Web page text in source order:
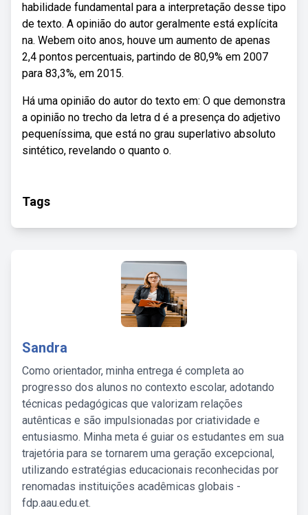
habilidade fundamental para a interpretação desse tipo
de texto. A opinião do autor geralmente está explícita
na. Webem oito anos, houve um aumento de apenas
2,4 pontos percentuais, partindo de 80,9% em 2007
para 83,3%, em 2015.
Há uma opinião do autor do texto em: O que demonstra
a opinião no trecho da letra d é a presença do adjetivo
pequeníssima, que está no grau superlativo absoluto
sintético, revelando o quanto o.
Tags
Sandra
Como orientador, minha entrega é completa ao
progresso dos alunos no contexto escolar, adotando
técnicas pedagógicas que valorizam relações
autênticas e são impulsionadas por criatividade e
entusiasmo. Minha meta é guiar os estudantes em sua
trajetória para se tornarem uma geração excepcional,
utilizando estratégias educacionais reconhecidas por
renomadas instituições acadêmicas globais -
fdp.aau.edu.et.